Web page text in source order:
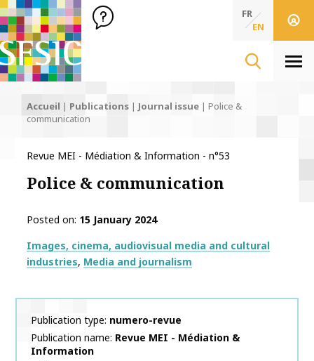
SFSIC Société Française des Sciences de l'Information & de
Société Française des Sciences de
FR
EN
Accueil | Publications | Journal issue | Police &
communication
Revue MEI - Médiation & Information - n°53
Police & communication
Posted on 15 January 2024
Thématiques
Images, cinema, audiovisual media and cultural
industries Media and journalism
Publication type numero-revue
Publication name Revue MEI - Médiation &
Information